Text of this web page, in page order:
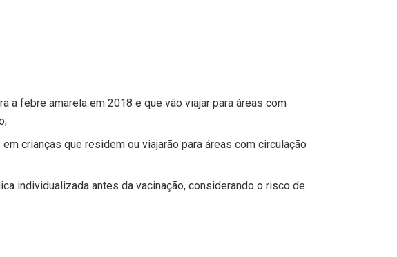
a febre amarela em 2018 e que vão viajar para áreas com
crianças que residem ou viajarão para áreas com circulação
individualizada antes da vacinação, considerando o risco de